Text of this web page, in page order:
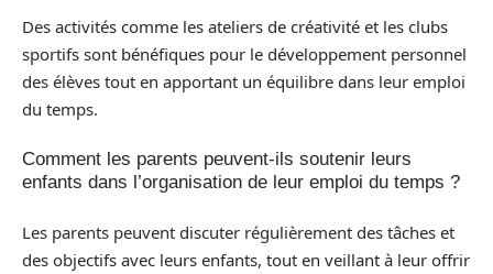
Des activités comme les ateliers de créativité et les clubs
sportifs sont bénéfiques pour le développement personnel
des élèves tout en apportant un équilibre dans leur emploi
du temps.
Comment les parents peuvent-ils soutenir leurs
enfants dans l’organisation de leur emploi du temps ?
Les parents peuvent discuter régulièrement des tâches et
des objectifs avec leurs enfants, tout en veillant à leur offrir